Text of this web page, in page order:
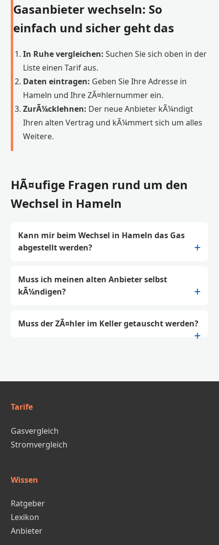
Gasanbieter wechseln: So
einfach und sicher geht das
In Ruhe vergleichen: Suchen Sie sich oben in der
Liste einen Tarif aus.
Daten eintragen: Geben Sie Ihre Adresse in
Hameln und Ihre ZÃ¤hlernummer ein.
ZurÃ¼cklehnen: Der neue Anbieter kÃ¼ndigt
Ihren alten Vertrag und kÃ¼mmert sich um alles
Weitere.
HÃ¤ufige Fragen rund um den
Wechsel in Hameln
Kann mir beim Wechsel in Hameln das Gas
abgestellt werden?
Muss ich meinen alten Anbieter selbst
kÃ¼ndigen?
Muss der ZÃ¤hler im Keller getauscht werden?
Tarife
Gasvergleich
Stromvergleich
Wissen
Ratgeber
Lexikon
Anbieter